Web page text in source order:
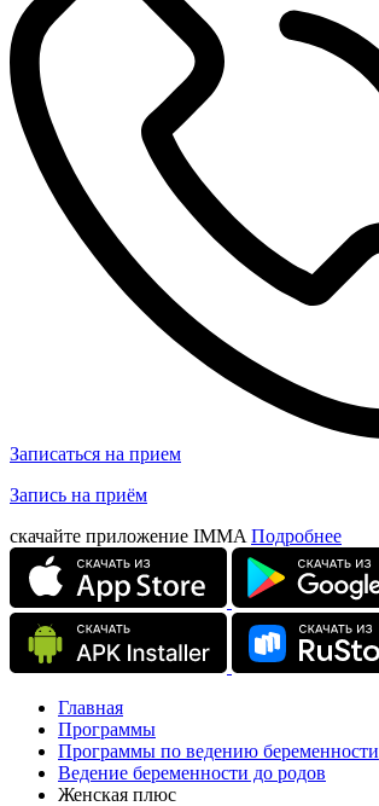
Записаться на прием
Запись на приём
скачайте приложение IMMA Подробнее
Главная
Программы
Программы по ведению беременности
Ведение беременности до родов
Женская плюс